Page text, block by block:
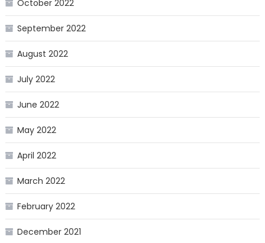
October 2022
September 2022
August 2022
July 2022
June 2022
May 2022
April 2022
March 2022
February 2022
December 2021